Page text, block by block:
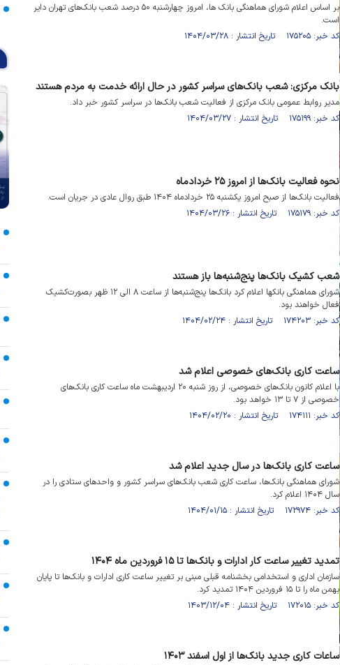
بر اساس اعلام شورای هماهنگی بانک ها، امروز چهارشنبه ۵۰ درصد شعب بانک‌های تهران دایر
است.
کد خبر: ۱۷۵۲۰۵ تاریخ انتشار : ۱۴۰۴/۰۳/۲۸
بانک مرکزی: شعب بانک‌های سراسر کشور در حال ارائه خدمت به مردم هستند
مدیر روابط عمومی بانک مرکزی از فعالیت شعب بانک‌ها در سراسر کشور خبر داد.
کد خبر: ۱۷۵۱۹۹ تاریخ انتشار : ۱۴۰۴/۰۳/۲۷
نحوه فعالیت بانک‌ها از امروز ۲۵ خردادماه
فعالیت بانک‌ها از صبح امروز یکشنبه ۲۵ خردادماه ۱۴۰۴ طبق روال عادی در جریان است.
کد خبر: ۱۷۵۱۷۹ تاریخ انتشار : ۱۴۰۴/۰۳/۲۶
شعب کشیک بانک‌ها پنج‌شنبه‌ها باز هستند
شورای هماهنگی بانکها اعلام کرد بانک‌ها پنج‌شنبه‌ها از ساعت ۸ الی ۱۲ ظهر بصورت‌کشیک
فعال خواهند بود.
کد خبر: ۱۷۴۲۰۳ تاریخ انتشار : ۱۴۰۴/۰۲/۲۴
ساعت کاری بانک‌های خصوصی اعلام شد
با اعلام کانون بانک‌های خصوصی، از روز شنبه ۲۰ اردیبهشت ماه ساعت کاری بانک‌های
خصوصی از ۷ تا ۱۳ خواهد بود.
کد خبر: ۱۷۴۱۱۱ تاریخ انتشار : ۱۴۰۴/۰۲/۲۰
ساعت کاری بانک‌ها در سال جدید اعلام شد
شورای هماهنگی بانک‌ها، ساعت کاری شعب بانک‌های سراسر کشور و واحد‌های ستادی را در
سال ۱۴۰۴ اعلام کرد.
کد خبر: ۱۷۲۹۷۴ تاریخ انتشار : ۱۴۰۴/۰۱/۱۵
تمدید تغییر ساعت کار ادارات و بانک‌ها تا ۱۵ فروردین ماه ۱۴۰۴
سازمان اداری و استخدامی بخشنامه قبلی مبنی بر تغییر ساعت کاری ادارات و بانک‌ها تا پایان
بهمن ماه را تا ۱۵ فروردین ۱۴۰۴ تمدید کرد.
کد خبر: ۱۷۲۰۱۵ تاریخ انتشار : ۱۴۰۳/۱۲/۰۴
ساعات کاری جدید بانک‌ها از اول اسفند ۱۴۰۳